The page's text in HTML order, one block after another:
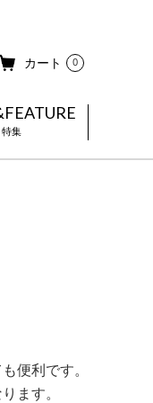
カート 0
特集
便利です。
ます。